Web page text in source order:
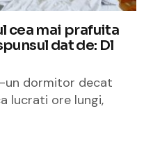
cea mai prafuita
dat de: Dl
un dormitor decat
lucrati ore lungi,